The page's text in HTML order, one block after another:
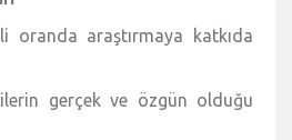
oranda araştırmaya katkıda
gerçek ve özgün olduğu